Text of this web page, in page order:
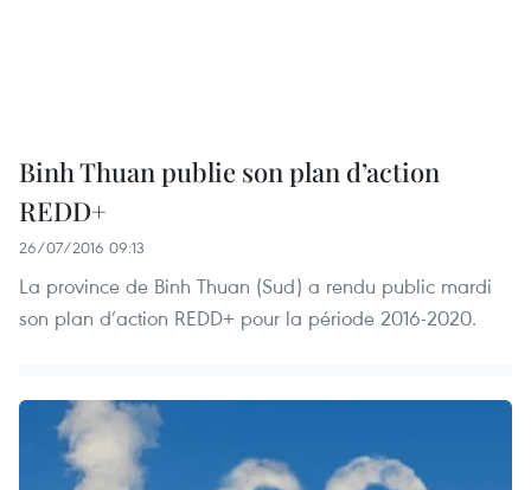
Binh Thuan publie son plan d’action
REDD+
26/07/2016 09:13
La province de Binh Thuan (Sud) a rendu public mardi
son plan d’action REDD+ pour la période 2016-2020.